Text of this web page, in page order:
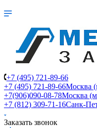
+7 (495) 721-89-66
+7 (495) 721-89-66Москва
+7(906)090-08-78Москва
+7 (812) 309-71-16Санк-
Заказать звонок